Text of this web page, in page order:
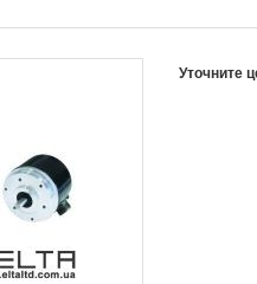
Уточните